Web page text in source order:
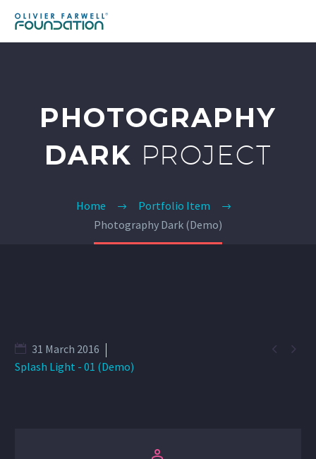
PHOTOGRAPHY
DARK PROJECT
Home
Portfolio Item
Photography Dark (Demo)
 
31 March 2016
Splash Light - 01 (Demo)

